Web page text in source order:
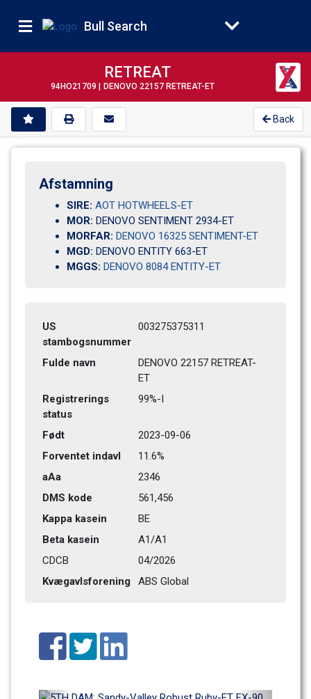
Bull Search
RETREAT
94HO21709 | DENOVO 22157 RETREAT-ET
Back
Afstamning
SIRE: AOT HOTWHEELS-ET
MOR: DENOVO SENTIMENT 2934-ET
MORFAR: DENOVO 16325 SENTIMENT-ET
MGD: DENOVO ENTITY 663-ET
MGGS: DENOVO 8084 ENTITY-ET
US
stambogsnummer
003275375311
Fulde navn
DENOVO 22157 RETREAT-
ET
Registrerings
status
99%-I
Født
2023-09-06
Forventet indavl
11.6%
aAa
2346
DMS kode
561,456
Kappa kasein
BE
Beta kasein
A1/A1
CDCB
04/2026
Kvægavlsforening
ABS Global